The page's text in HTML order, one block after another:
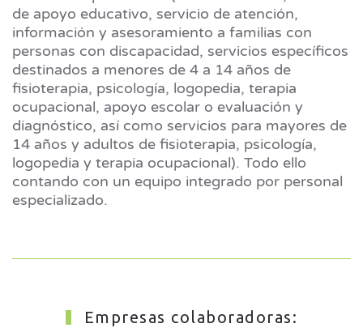
de apoyo educativo, servicio de atención,
información y asesoramiento a familias con
personas con discapacidad, servicios específicos
destinados a menores de 4 a 14 años de
fisioterapia, psicología, logopedia, terapia
ocupacional, apoyo escolar o evaluación y
diagnóstico, así como servicios para mayores de
14 años y adultos de fisioterapia, psicología,
logopedia y terapia ocupacional). Todo ello
contando con un equipo integrado por personal
especializado.
Empresas colaboradoras: